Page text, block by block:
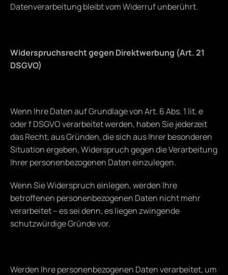
Datenverarbeitung bleibt vom Widerruf unberührt.
Widerspruchsrecht gegen Direktwerbung (Art. 21
DSGVO)
Wenn Ihre Daten auf Grundlage von Art. 6 Abs. 1 lit. e
oder f DSGVO verarbeitet werden, haben Sie jederzeit
das Recht, aus Gründen, die sich aus Ihrer besonderen
Situation ergeben, Widerspruch gegen die Verarbeitung
Ihrer personenbezogenen Daten einzulegen.
Wenn Sie Widerspruch einlegen, werden Ihre
betroffenen personenbezogenen Daten nicht mehr
verarbeitet – es sei denn, es liegen zwingende
schutzwürdige Gründe vor.
Werden Ihre personenbezogenen Daten verarbeitet, um